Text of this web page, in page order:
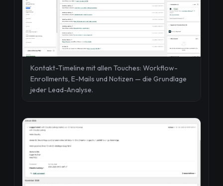
Kontakt-Timeline mit allen Touches: Workflow-
Enrollments, E-Mails und Notizen — die Grundlage
jeder Lead-Analyse.